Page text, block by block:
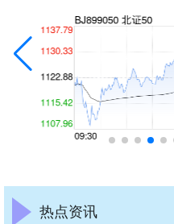
热点资讯